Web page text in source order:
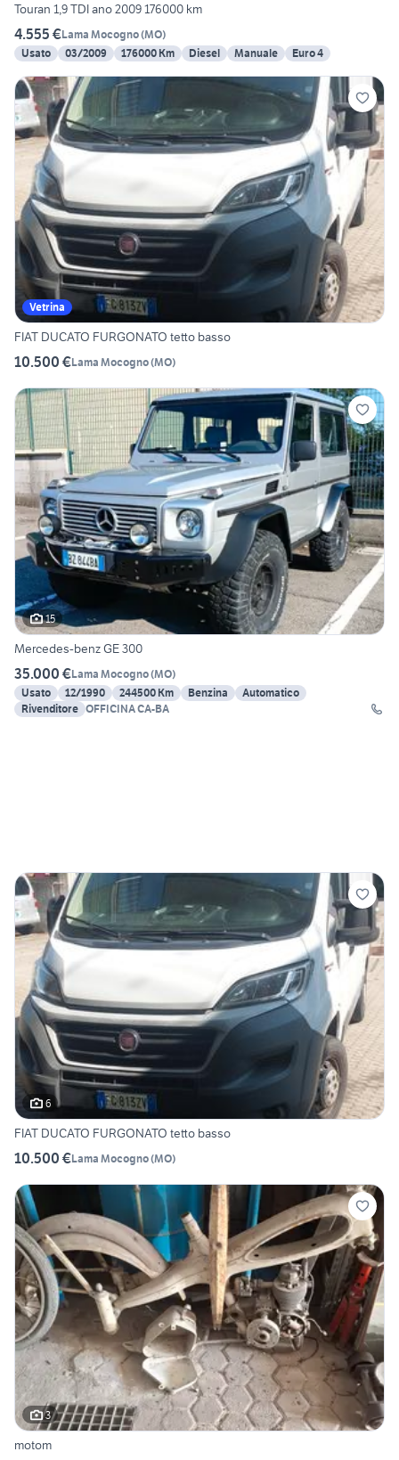
Touran 1,9 TDI ano 2009 176000 km
4.555 €Lama Mocogno(MO)
Usato
03/2009 176000 Km Diesel Manuale Euro 4
Vetrina
FIAT DUCATO FURGONATO tetto basso
10.500 €Lama Mocogno(MO)
15
Mercedes-benz GE 300
35.000 €Lama Mocogno(MO)
Usato
12/1990 244500 Km Benzina
Automatico
Rivenditore OFFICINA CA-BA
6
FIAT DUCATO FURGONATO tetto basso
10.500 €Lama Mocogno(MO)
3
motom